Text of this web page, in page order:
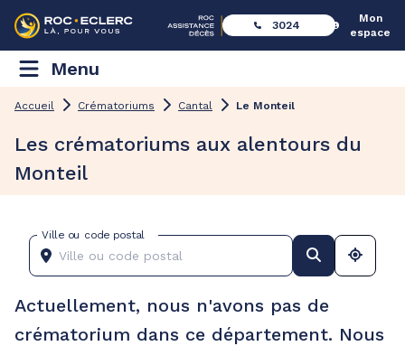
3024
Mon
espace
Menu
Accueil Crématoriums Cantal Le Monteil
Les crématoriums aux alentours du
Monteil
Ville ou code postal
Actuellement, nous n'avons pas de
crématorium dans ce département. Nous